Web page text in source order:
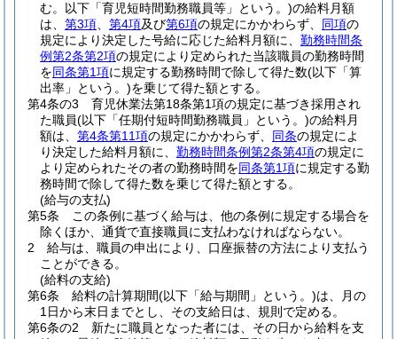
む。以下「育児短時間勤務職員等」という。)の給料月額
は、 第3項 第4項及び第6項の規定にかかわらず、 同項の
規定により決定した号給に応じた給料月額に、 勤務時間条
例第2条第2項の規定により定められた当該職員の勤務時間
を同条第1項に規定する勤務時間で除して得た数(以下「算
出率」という。)を乗じて得た額とする。
第4条の3
育児休業法第18条第1項の規定に基づき採用され
た職員(以下「任期付短時間勤務職員」という。)の給料月
額は、 第4条第11項の規定にかかわらず、 同条の規定によ
り決定した給料月額に、 勤務時間条例第2条第4項の規定に
より定められたその者の勤務時間を同条第1項に規定する勤
務時間で除して得た数を乗じて得た額とする。
(給与の支払)
第5条
この条例に基づく給与は、他の条例に規定する場合を
除くほか、通貨で直接職員に支払わなければならない。
2
給与は、職員の申出により、口座振替の方法により支払う
ことができる。
(給料の支給)
第6条
給料の計算期間(以下「給与期間」という。)は、月の
1日から末日までとし、その支給日は、規則で定める。
第6条の2
新たに職員となった者には、その日から給料を支